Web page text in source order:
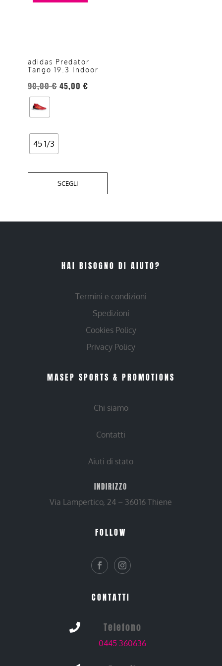
adidas Predator
Tango 19.3 Indoor
90,00€ 45,00 €
45 1/3
SCEGLI
opzioni
possono
essere
scelte
nella
del
prodotto
HAI BISOGNO DI AIUTO?
Termini e condizioni
Spedizioni
Cookies Policy
Privacy Policy
MASEP SPORTS & PROMOTIONS
Chi siamo
Contatti
Aiuti di stato
INDIRIZZO
Via Lampertico, 24 – 36016 Thiene
FOLLOW
CONTATTI
 Telefono
0445 360636